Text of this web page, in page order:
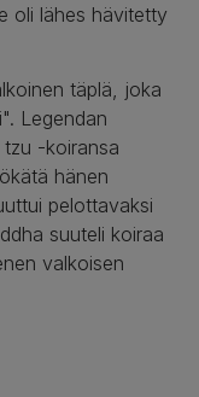
oli lähes hävitetty
täplä, joka
Legendan
-koiransa
hänen
pelottavaksi
suuteli koiraa
valkoisen